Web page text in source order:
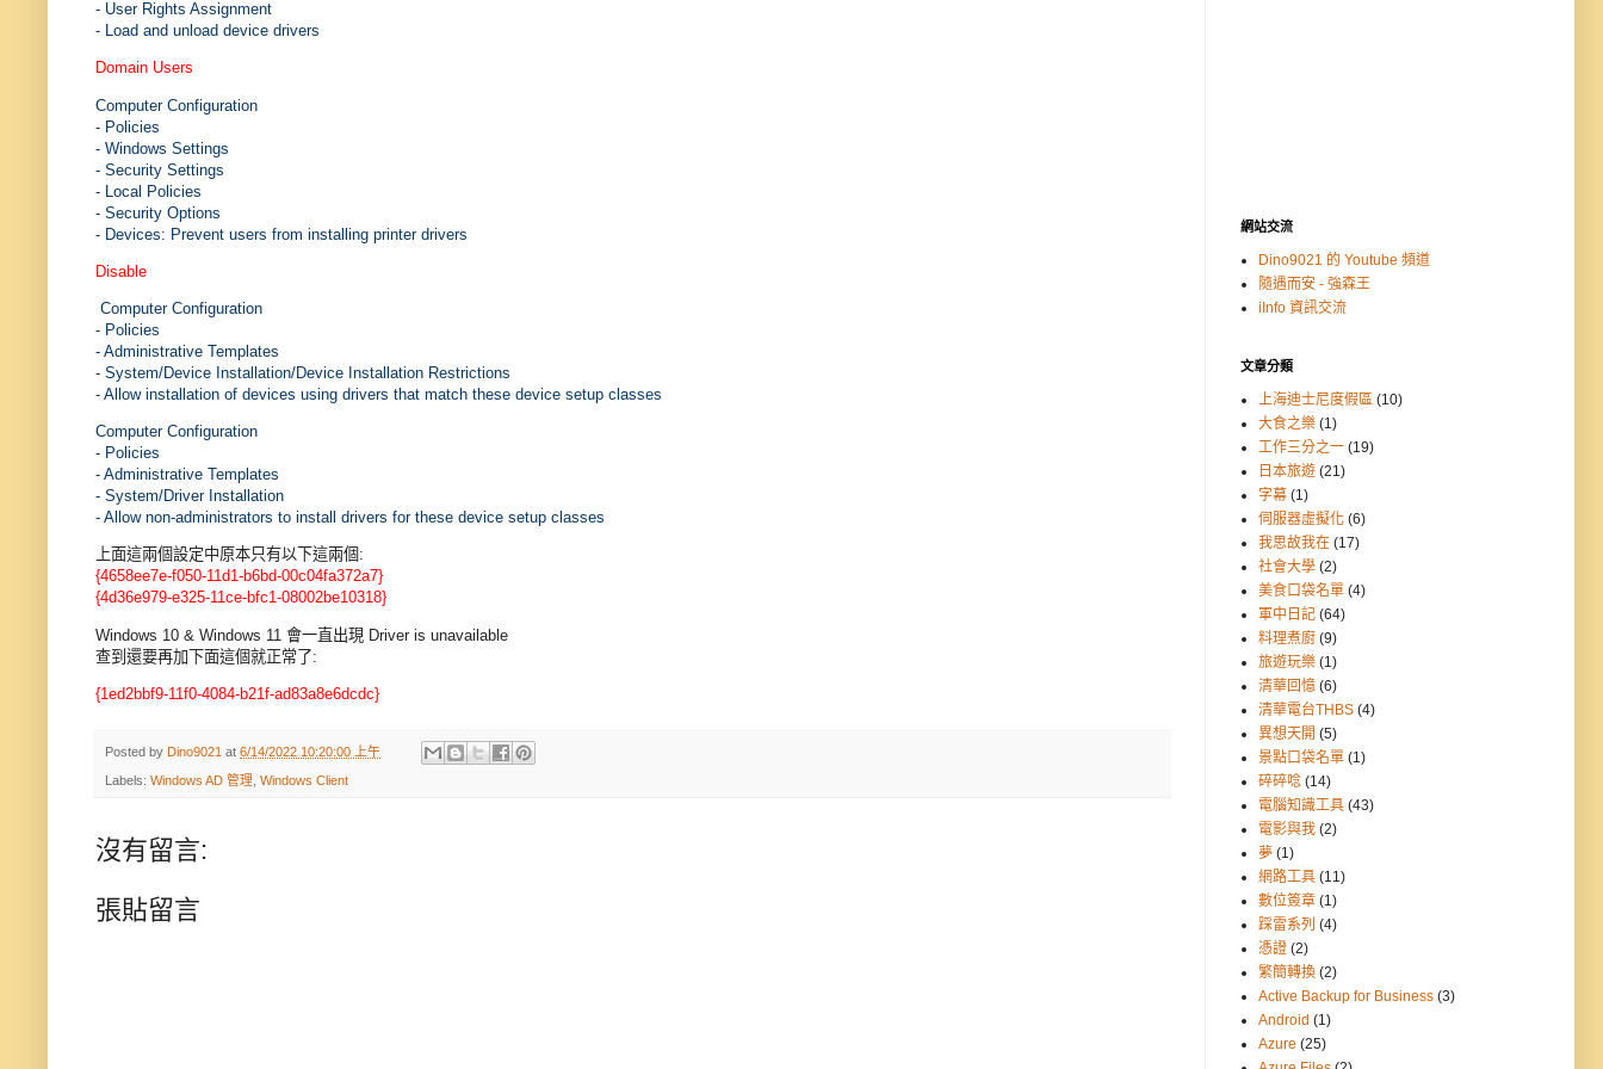
- User Rights Assignment
- Load and unload device drivers
Domain Users
Computer Configuration
- Policies
- Windows Settings
- Security Settings
- Local Policies
- Security Options
- Devices: Prevent users from installing printer drivers
Disable
Computer Configuration
- Policies
- Administrative Templates
- System/Device Installation/Device Installation Restrictions
- Allow installation of devices using drivers that match these device setup classes
Computer Configuration
- Policies
- Administrative Templates
- System/Driver Installation
- Allow non-administrators to install drivers for these device setup classes
上面這兩個設定中原本只有以下這兩個:
{4658ee7e-f050-11d1-b6bd-00c04fa372a7}
{4d36e979-e325-11ce-bfc1-08002be10318}
Windows 10 & Windows 11 會一直出現 Driver is unavailable
查到還要再加下面這個就正常了:
{1ed2bbf9-11f0-4084-b21f-ad83a8e6dcdc}
Posted by Dino9021 at 6/14/2022 10:20:00 上午
Labels: Windows AD 管理 Windows Client
沒有留言:
張貼留言
網站交流
Dino9021 的 Youtube 頻道
隨遇而安 - 強森王
iInfo 資訊交流
文章分類
上海迪士尼度假區 (10)
大食之樂 (1)
工作三分之一 (19)
日本旅遊 (21)
字幕 (1)
伺服器虛擬化 (6)
我思故我在 (17)
社會大學 (2)
美食口袋名單 (4)
軍中日記 (64)
料理煮廚 (9)
旅遊玩樂 (1)
清華回憶 (6)
清華電台THBS (4)
異想天開 (5)
景點口袋名單 (1)
碎碎唸 (14)
電腦知識工具 (43)
電影與我 (2)
夢 (1)
網路工具 (11)
數位簽章 (1)
踩雷系列 (4)
憑證 (2)
繁簡轉換 (2)
Active Backup for Business (3)
Android (1)
Azure (25)